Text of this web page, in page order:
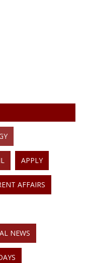
APPLY
AFFAIRS
NEWS